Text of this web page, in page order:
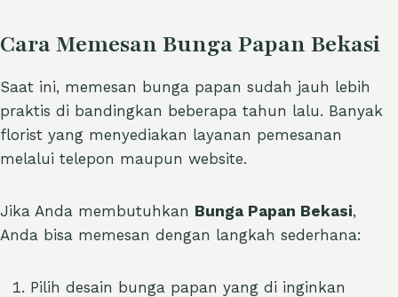
Cara Memesan Bunga Papan Bekasi
Saat ini, memesan bunga papan sudah jauh lebih
praktis di bandingkan beberapa tahun lalu. Banyak
florist yang menyediakan layanan pemesanan
melalui telepon maupun website.
Jika Anda membutuhkan Bunga Papan Bekasi,
Anda bisa memesan dengan langkah sederhana:
Pilih desain bunga papan yang di inginkan